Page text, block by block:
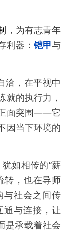
，为有志青年
利器：铠甲与
洽，在平视中
就的执行力，
面突围——它
因当下环境的
犹如相传的“薪
转，也在导师
与社会之间传
通与连接，让
是承载着社会